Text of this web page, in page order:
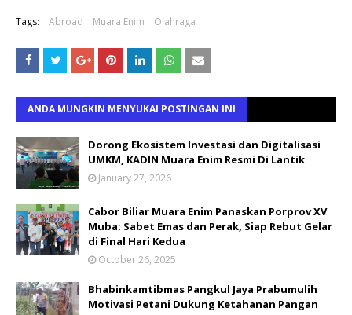
Tags: Abroad Muara Enim Olahraga
ANDA MUNGKIN MENYUKAI POSTINGAN INI
Dorong Ekosistem Investasi dan Digitalisasi
UMKM, KADIN Muara Enim Resmi Di Lantik
January 27, 2026
Cabor Biliar Muara Enim Panaskan Porprov XV
Muba: Sabet Emas dan Perak, Siap Rebut Gelar
di Final Hari Kedua
October 26, 2025
Bhabinkamtibmas Pangkul Jaya Prabumulih
Motivasi Petani Dukung Ketahanan Pangan